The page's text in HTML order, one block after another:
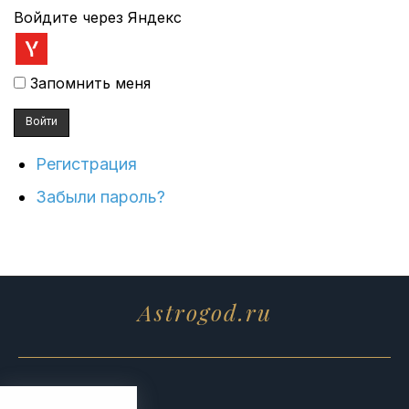
Войдите через Яндекс
Запомнить меня
Войти
Регистрация
Забыли пароль?
Astrogod.ru